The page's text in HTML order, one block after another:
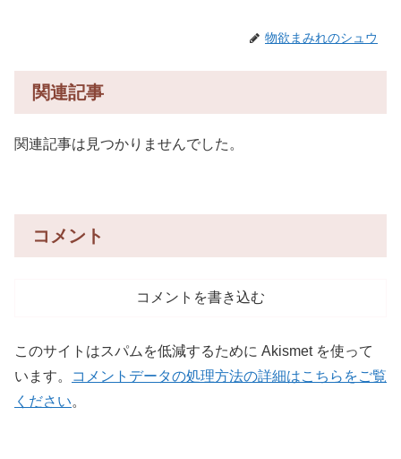
物欲まみれのシュウ
関連記事
関連記事は見つかりませんでした。
コメント
コメントを書き込む
このサイトはスパムを低減するために Akismet を使って
います。
コメントデータの処理方法の詳細はこちらをご覧
ください。